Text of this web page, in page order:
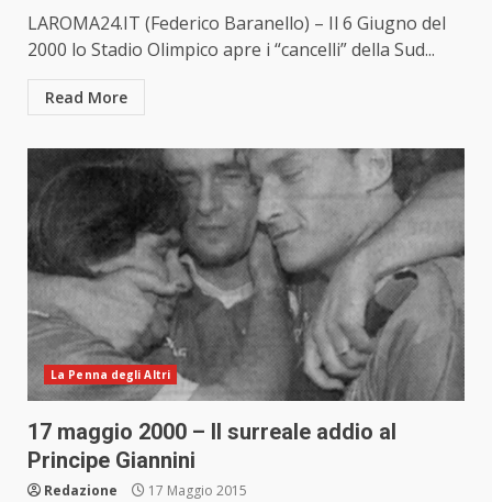
LAROMA24.IT (Federico Baranello) – Il 6 Giugno del
2000 lo Stadio Olimpico apre i “cancelli” della Sud...
Read More
La Penna degli Altri
17 maggio 2000 – Il surreale addio al
Principe Giannini
Redazione 17 Maggio 2015